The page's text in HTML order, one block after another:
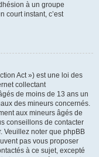
à un groupe
court instant, c’est
Act ») est une loi des
collectant
de moins de 13 ans un
des mineurs concernés.
aux mineurs âgés de
conseillons de contacter
Veuillez noter que phpBB
pas vous proposer
à ce sujet, excepté